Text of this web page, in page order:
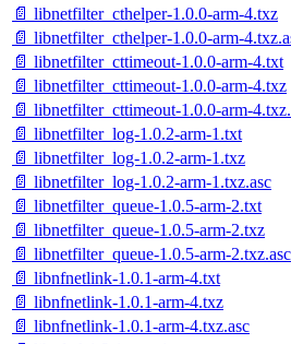
📄 libnetfilter_cthelper-1.0.0-arm-4.txz
📄 libnetfilter_cthelper-1.0.0-arm-
📄 libnetfilter_cttimeout-1.0.0-arm-4.txt
📄 libnetfilter_cttimeout-1.0.0-arm-4.txz
📄 libnetfilter_cttimeout-1.0.0-arm-
📄 libnetfilter_log-1.0.2-arm-1.txt
📄 libnetfilter_log-1.0.2-arm-1.txz
📄 libnetfilter_log-1.0.2-arm-1.txz.asc
📄 libnetfilter_queue-1.0.5-arm-2.txt
📄 libnetfilter_queue-1.0.5-arm-2.txz
📄 libnetfilter_queue-1.0.5-arm-2.txz.asc
📄 libnfnetlink-1.0.1-arm-4.txt
📄 libnfnetlink-1.0.1-arm-4.txz
📄 libnfnetlink-1.0.1-arm-4.txz.asc